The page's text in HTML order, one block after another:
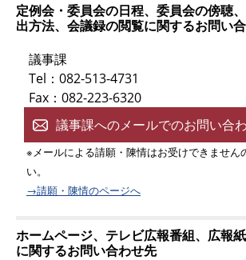
定例会・委員会の日程、委員会の傍聴
出方法、会議録の閲覧に関するお問い
議事課
Tel：082-513-4731
Fax：082-223-6320
議事課へのメールでのお問い合
※メールによる請願・陳情はお受けできません
い。
→請願・陳情のページへ
ホームページ、テレビ広報番組、広報紙
に関するお問い合わせ先